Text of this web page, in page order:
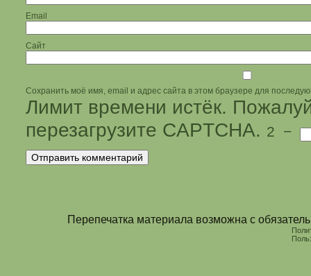
Email
Сайт
Сохранить моё имя, email и адрес сайта в этом браузере для
Лимит времени истёк.
перезагрузите CAPTCHA. 2 −
Перепечатка материала возможна с